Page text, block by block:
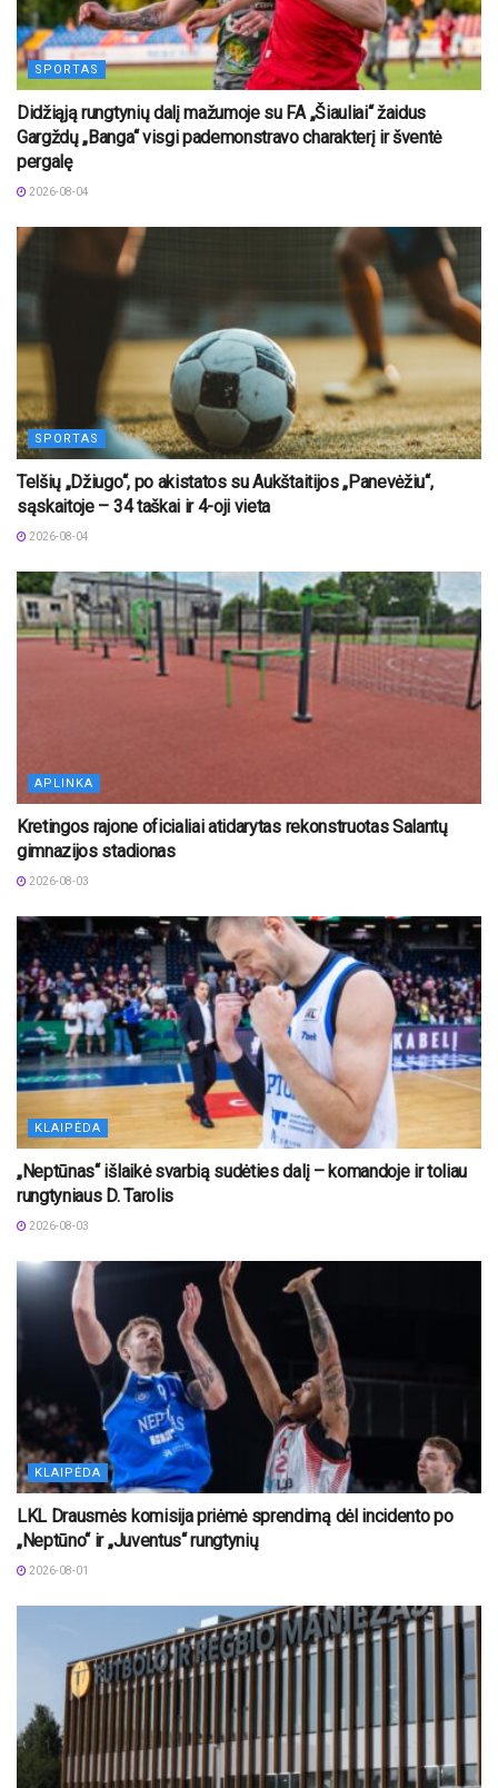
SPORTAS
Didžiąją rungtynių dalį mažumoje su FA „Šiauliai“ žaidus
Gargždų „Banga“ visgi pademonstravo charakterį ir šventė
pergalę
2026-08-04
SPORTAS
Telšių „Džiugo“, po akistatos su Aukštaitijos „Panevėžiu“,
sąskaitoje – 34 taškai ir 4-oji vieta
2026-08-04
APLINKA
Kretingos rajone oficialiai atidarytas rekonstruotas Salantų
gimnazijos stadionas
2026-08-03
KLAIPĖDA
„Neptūnas“ išlaikė svarbią sudėties dalį – komandoje ir toliau
rungtyniaus D. Tarolis
2026-08-03
KLAIPĖDA
LKL Drausmės komisija priėmė sprendimą dėl incidento po
„Neptūno“ ir „Juventus“ rungtynių
2026-08-01